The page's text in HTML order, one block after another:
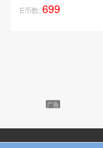
E币数: 699
广告